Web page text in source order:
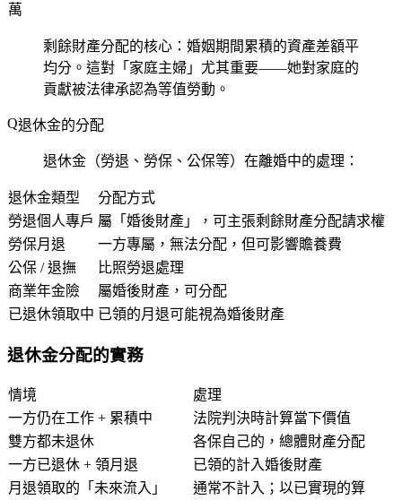
萬
剩餘財產分配的核心： 婚姻期間累積的資產差額平
均分 。這對「家庭主婦」尤其重要——她對家庭的
貢獻被法律承認為等值勞動。
退休金的分配
退休金（勞退、勞保、公保等）在離婚中的處理：
退休金類型
分配方式
勞退個人專戶 屬「婚後財產」，可主張剩餘財產分配請求權
勞保月退
一方專屬，無法分配，但可影響贍養費
公保 / 退撫
比照勞退處理
商業年金險
屬婚後財產，可分配
已退休領取中 已領的月退可能視為婚後財產
退休金分配的實務
情境
處理
一方仍在工作 + 累積中
法院判決時計算當下價值
雙方都未退休
各保自己的，總體財產分配
一方已退休 + 領月退
已領的計入婚後財產
月退領取的「未來流入」
通常不計入；以已實現的算